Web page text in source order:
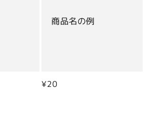
商品名の例
通
¥20